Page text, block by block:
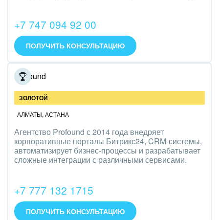
IT, Интернет
Консалтинговые и управленческие услуги
Культурные события, спорт, шоу-бизнес
Логистика
Мебель, лес, деревообработка
Медицина и фармацевтика
Металлургия
Нефть, газ
+7 747 094 92 00
ПОЛУЧИТЬ КОНСУЛЬТАЦИЮ
Profound
ЗОЛОТОЙ
АЛМАТЫ, АСТАНА
Агентство Profound с 2014 года внедряет
корпоративные порталы Битрикс24, CRM-системы,
автоматизирует бизнес-процессы и разрабатывает
сложные интеграции с различными сервисами.
+7 777 132 1715
ПОЛУЧИТЬ КОНСУЛЬТАЦИЮ